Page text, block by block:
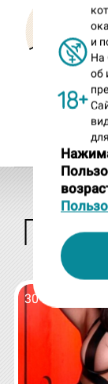
и
На
об
Все
30 июля 2026